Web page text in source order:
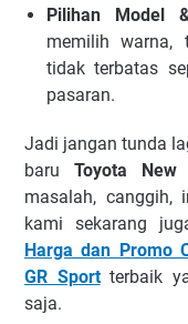
Pilihan Model
memilih warna,
tidak terbatas
pasaran.
Jadi jangan tunda
baruToyota New
masalah, canggih,
kami sekarang
Harga dan Promo
GR Sportterbaik
saja.